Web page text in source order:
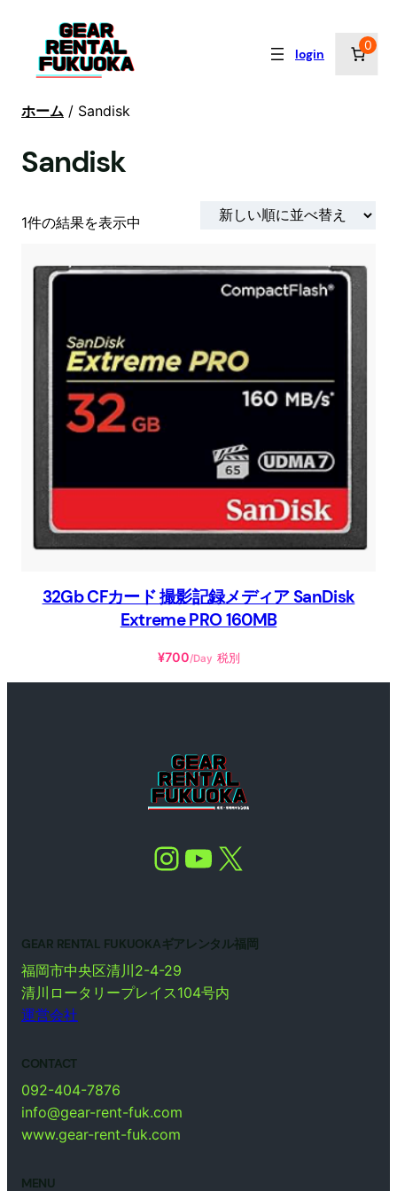
login
0
ホーム / Sandisk
Sandisk
1件の結果を表示中
32Gb CFカード 撮影記録メディア SanDisk
Extreme PRO 160MB
¥700/Day 税別
Instagram YouTube X
GEAR RENTAL FUKUOKAギアレンタル福岡
福岡市中央区清川2-4-29
清川ロータリープレイス104号内
運営会社
CONTACT
092-404-7876
info@gear-rent-fuk.com
www.gear-rent-fuk.com
MENU